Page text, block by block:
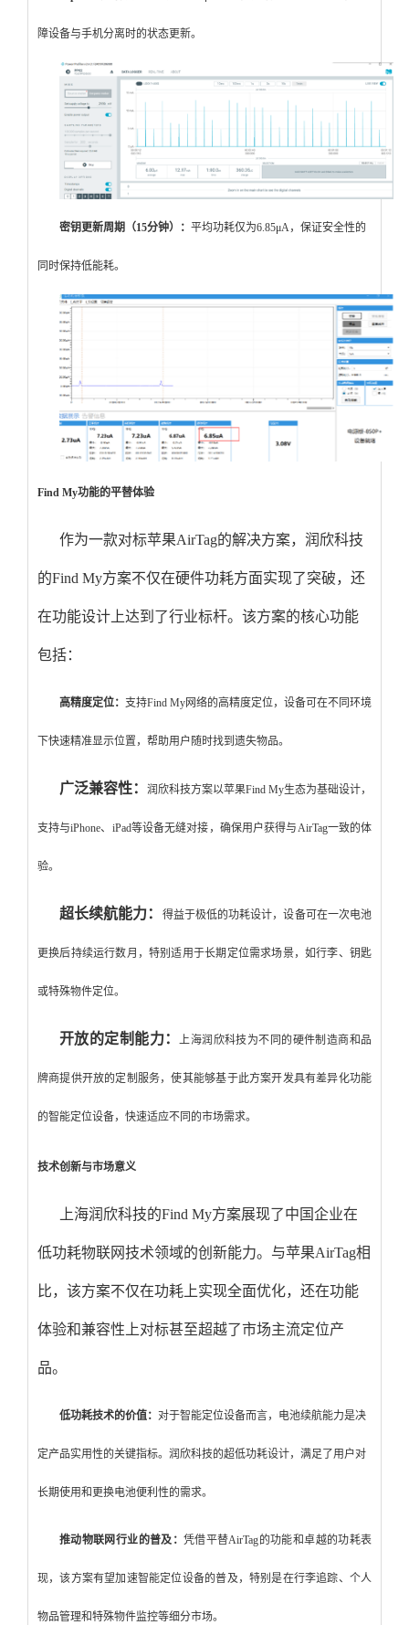
障设备与手机分离时的状态更新。
密钥更新周期（15分钟） ： 平均功耗仅为6.85μA，保证安全性的
同时保持低能耗。
Find My功能的平替体验
作为一款对标苹果AirTag的解决方案，润欣科技
的Find My方案不仅在硬件功耗方面实现了突破，还
在功能设计上达到了行业标杆。 该方案的核心功能
包括：
高精度定位： 支持Find My网络的高精度定位，设备可在不同环境
下快速精准显示位置，帮助用户随时找到遗失物品。
广泛兼容性： 润欣科技方案以苹果Find My生态为基础设计，
支持与iPhone、iPad等设备无缝对接，确保用户获得与AirTag一致的体
验。
超长续航能力： 得益于极低的功耗设计，设备可在一次电池
更换后持续运行数月，特别适用于长期定位需求场景，如行李、钥匙
或特殊物件定位。
开放的定制能力： 上海润欣科技为不同的硬件制造商和品
牌商提供开放的定制服务，使其能够基于此方案开发具有差异化功能
的智能定位设备，快速适应不同的市场需求。
技术创新与市场意义
上海润欣科技的Find My方案展现了中国企业在
低功耗物联网技术领域的创新能力。与苹果AirTag相
比，该方案不仅在功耗上实现全面优化，还在功能
体验和兼容性上对标甚至超越了市场主流定位产
品。
低功耗技术的价值： 对于智能定位设备而言，电池续航能力是决
定产品实用性的关键指标。润欣科技的超低功耗设计，满足了用户对
长期使用和更换电池便利性的需求。
推动物联网行业的普及： 凭借平替AirTag的功能和卓越的功耗表
现，该方案有望加速智能定位设备的普及，特别是在行李追踪、个人
物品管理和特殊物件监控等细分市场。